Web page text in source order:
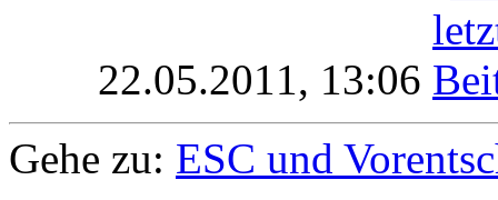
22.05.2011, 13:06
Gehe zu: ESC und